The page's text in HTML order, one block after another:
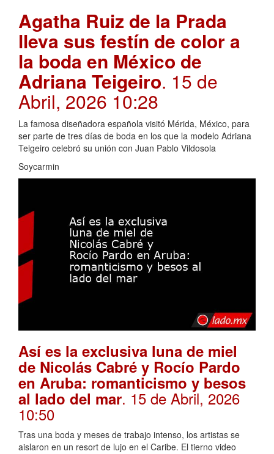
Agatha Ruiz de la Prada
lleva sus festín de color a
la boda en México de
Adriana Teigeiro. 15 de
Abril, 2026 10:28
La famosa diseñadora española visitó Mérida, México, para
ser parte de tres días de boda en los que la modelo Adriana
Teigeiro celebró su unión con Juan Pablo Vildosola
Soycarmin
Así es la exclusiva luna de miel
de Nicolás Cabré y Rocío Pardo
en Aruba: romanticismo y besos
al lado del mar. 15 de Abril, 2026
10:50
Tras una boda y meses de trabajo intenso, los artistas se
aislaron en un resort de lujo en el Caribe. El tierno video